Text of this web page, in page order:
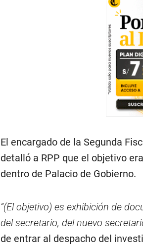
El encargado de la Segunda
detalló a RPP que el objetivo
dentro de Palacio de Gobierno.
“(El objetivo) es exhibición de
del secretario, del nuevo
de entrar al despacho del